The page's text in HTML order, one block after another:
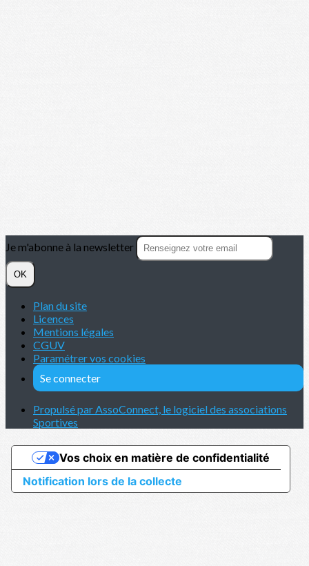
Je m'abonne à la newsletter
OK
Plan du site
Licences
Mentions légales
CGUV
Paramétrer vos cookies
Se connecter
Propulsé par AssoConnect, le logiciel des associations
Sportives
Notification lors de la collecte
Vos choix en matière de confidentialité